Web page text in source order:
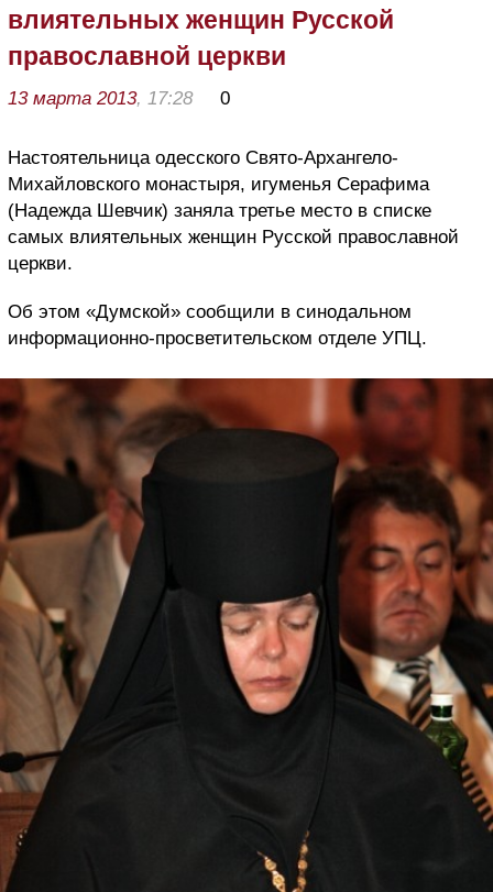
влиятельных женщин Русской
православной церкви
13 марта 2013, 17:28 0
Настоятельница одесского Свято-Архангело-
Михайловского монастыря, игуменья Серафима
(Надежда Шевчик) заняла третье место в списке
самых влиятельных женщин Русской православной
церкви.
Об этом «Думской» сообщили в синодальном
информационно-просветительском отделе УПЦ.